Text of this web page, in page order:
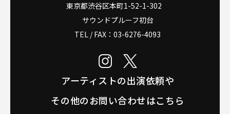
東京都渋谷区本町1-52-1-302
サウンドプルーフ初台
TEL / FAX：03-6276-4093
アーティストの出演依頼や
その他のお問い合わせはこちら